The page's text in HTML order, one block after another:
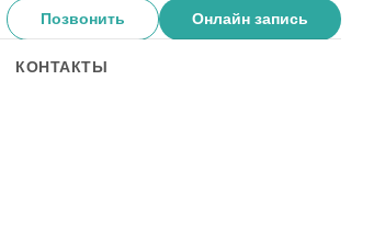
Позвонить Онлайн запись
КОНТАКТЫ